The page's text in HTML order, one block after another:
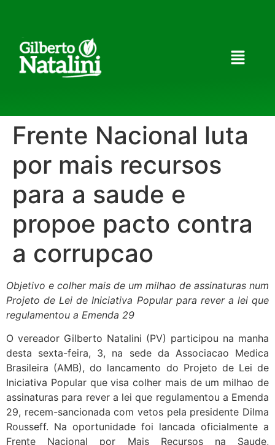
Frente Nacional luta
por mais recursos
para a saude e
propoe pacto contra
a corrupcao
Objetivo e colher mais de um milhao de assinaturas num
Projeto de Lei de Iniciativa Popular para rever a lei que
regulamentou a Emenda 29
O vereador Gilberto Natalini (PV) participou na manha
desta sexta-feira, 3, na sede da Associacao Medica
Brasileira (AMB), do lancamento do Projeto de Lei de
Iniciativa Popular que visa colher mais de um milhao de
assinaturas para rever a lei que regulamentou a Emenda
29, recem-sancionada com vetos pela presidente Dilma
Rousseff. Na oportunidade foi lancada oficialmente a
Frente Nacional por Mais Recursos na Saude,